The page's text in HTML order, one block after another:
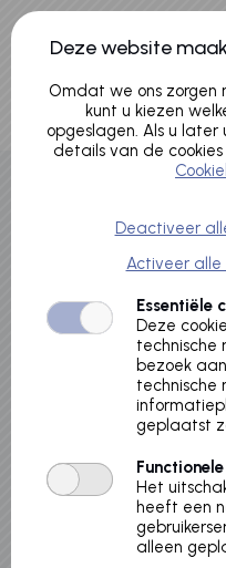
Naar hoofdinhoud
Via deze website is het
beschikbaarheid van
te bekijken. Een
door een e-mail te
huursportzaal@kampen.nl
Klik op het tabblad
van onze
Deze website
Omdat we ons zorgen
kunt u kiezen
opgeslagen. Als u
details van de
Deactiveer
Activeer alle
Essentiële
Deze
technische
bezoek
technische
geplaatst
Het
heeft een
alleen